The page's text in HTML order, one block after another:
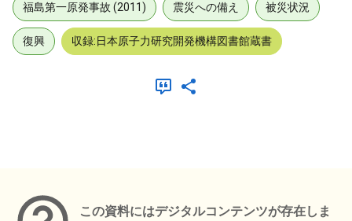
福島第一原発事故 (2011) 震災への備え 被災状況
復興 収録:日本原子力研究開発機構図書館蔵書
この資料にはデジタルコンテンツが存在しま